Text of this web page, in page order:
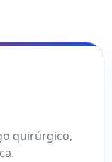
quirúrgico,